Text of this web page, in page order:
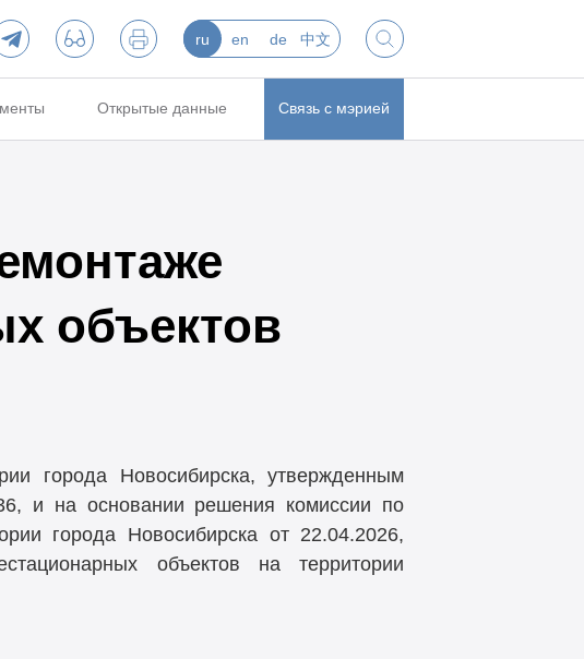
ru en de 中文
Открытые данные Связь с мэрией
объектов
города Новосибирска, утвержденным
и на основании решения комиссии по
города Новосибирска от 22.04.2026,
объектов на территории